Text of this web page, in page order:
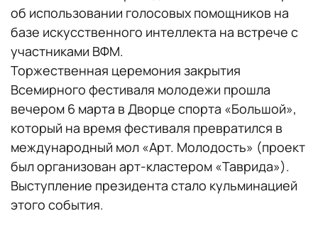
об использовании голосовых помощников на
базе искусственного интеллекта на встрече с
участниками ВФМ.
Торжественная церемония закрытия
Всемирного фестиваля молодежи прошла
вечером 6 марта в Дворце спорта «Большой»,
который на время фестиваля превратился в
международный мол «Арт. Молодость» (проект
был организован арт-кластером «Таврида»).
Выступление президента стало кульминацией
этого события.